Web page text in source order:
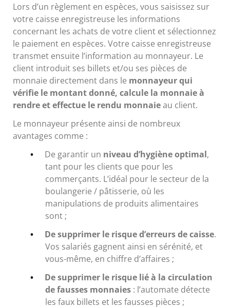
Lors d’un règlement en espèces, vous saisissez sur
votre caisse enregistreuse les informations
concernant les achats de votre client et sélectionnez
le paiement en espèces. Votre caisse enregistreuse
transmet ensuite l’information au monnayeur. Le
client introduit ses billets et/ou ses pièces de
monnaie directement dans le monnayeur qui
vérifie le montant donné, calcule la monnaie à
rendre et effectue le rendu monnaieau client.
Le monnayeur présente ainsi de nombreux
avantages comme :
De garantir un niveau d’hygiène optimal,
tant pour les clients que pour les
commerçants. L’idéal pour le secteur de la
boulangerie / pâtisserie, où les
manipulations de produits alimentaires
sont ;
De supprimer le risque d’erreurs de caisse.
Vos salariés gagnent ainsi en sérénité, et
vous-même, en chiffre d’affaires ;
De supprimer le risque lié à la circulation
de fausses monnaies : l’automate détecte
les faux billets et les fausses pièces ;